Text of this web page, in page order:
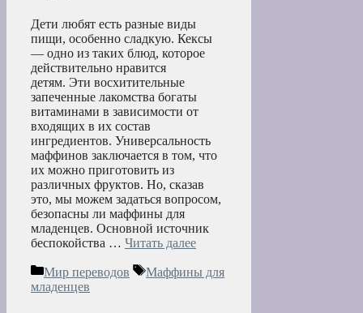
Дети любят есть разные виды
пищи, особенно сладкую. Кексы
— одно из таких блюд, которое
действительно нравится
детям. Эти восхитительные
запеченные лакомства богаты
витаминами в зависимости от
входящих в их состав
ингредиентов. Универсальность
маффинов заключается в том, что
их можно приготовить из
различных фруктов. Но, сказав
это, мы можем задаться вопросом,
безопасны ли маффины для
младенцев. Основной источник
беспокойства … Читать далее
Рубрики
Мир переводов Метки
Маффины для
младенцев